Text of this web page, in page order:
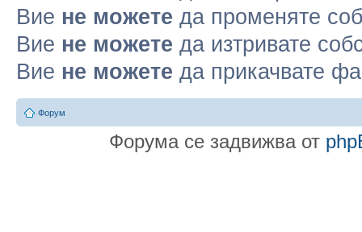
Вие не можете да променяте
Вие не можете да изтривате
Вие не можете да прикачвате
Форум
Форума се задвижва от